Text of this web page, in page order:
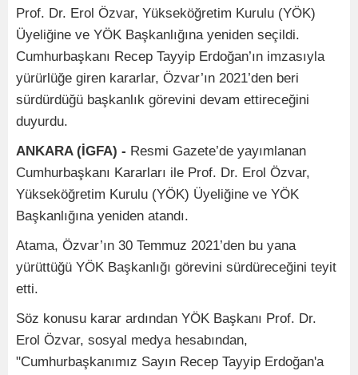
Prof. Dr. Erol Özvar, Yükseköğretim Kurulu (YÖK)
Üyeliğine ve YÖK Başkanlığına yeniden seçildi.
Cumhurbaşkanı Recep Tayyip Erdoğan’ın imzasıyla
yürürlüğe giren kararlar, Özvar’ın 2021’den beri
sürdürdüğü başkanlık görevini devam ettireceğini
duyurdu.
ANKARA (İGFA) - Resmi Gazete’de yayımlanan
Cumhurbaşkanı Kararları ile Prof. Dr. Erol Özvar,
Yükseköğretim Kurulu (YÖK) Üyeliğine ve YÖK
Başkanlığına yeniden atandı.
Atama, Özvar’ın 30 Temmuz 2021’den bu yana
yürüttüğü YÖK Başkanlığı görevini sürdüreceğini teyit
etti.
Söz konusu karar ardından YÖK Başkanı Prof. Dr.
Erol Özvar, sosyal medya hesabından,
"Cumhurbaşkanımız Sayın Recep Tayyip Erdoğan'a